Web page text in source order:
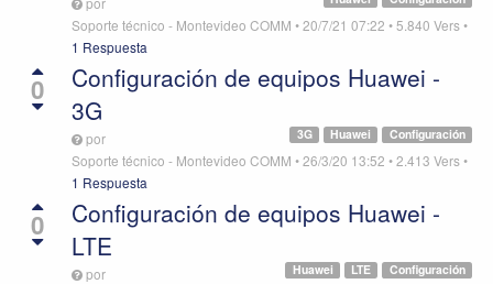
Soporte técnico - Montevideo COMM •20/7/21 07:22 • 5.840 Vers•
1 Respuesta
0
Configuración de equipos Huawei -
3G
Configuración
Huawei
3G
por
Soporte técnico - Montevideo COMM •26/3/20 13:52 •2.413 Vers•
1 Respuesta
0
Configuración de equipos Huawei -
LTE
Configuración
LTE
Huawei
por